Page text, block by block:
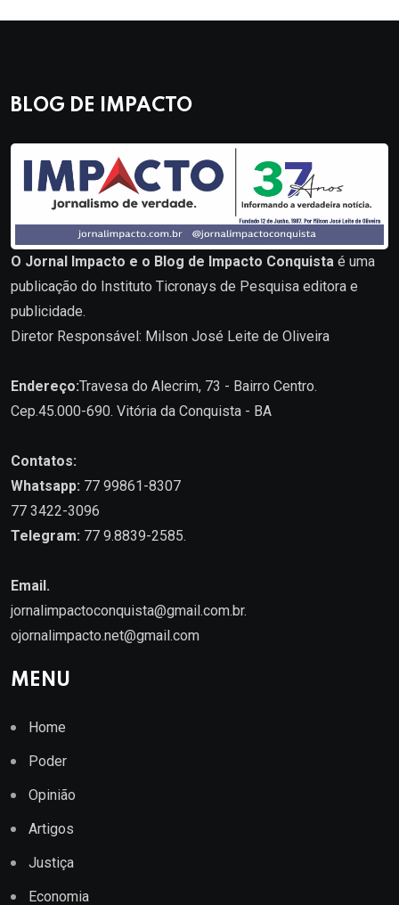
BLOG DE IMPACTO
O Jornal Impacto e o Blog de Impacto Conquista é uma
publicação do Instituto Ticronays de Pesquisa editora e
publicidade.
Diretor Responsável: Milson José Leite de Oliveira
Endereço:Travesa do Alecrim, 73 - Bairro Centro.
Cep.45.000-690. Vitória da Conquista - BA
Contatos:
Whatsapp: 77 99861-8307
77 3422-3096
Telegram: 77 9.8839-2585.
Email.
jornalimpactoconquista@gmail.com.br.
ojornalimpacto.net@gmail.com
MENU
Home
Poder
Opinião
Artigos
Justiça
Economia